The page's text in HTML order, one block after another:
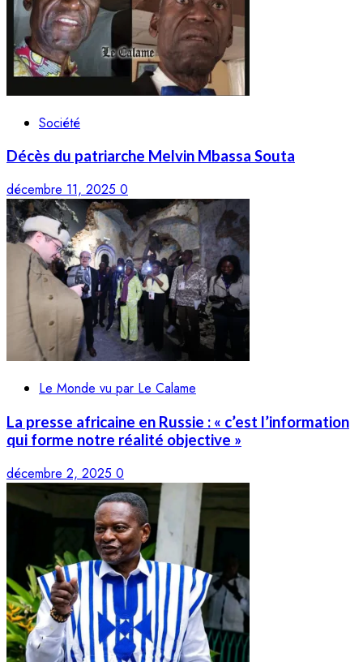
Société
Décès du patriarche Melvin Mbassa Souta
décembre 11, 2025 0
Le Monde vu par Le Calame
La presse africaine en Russie : « c’est l’information
qui forme notre réalité objective »
décembre 2, 2025 0